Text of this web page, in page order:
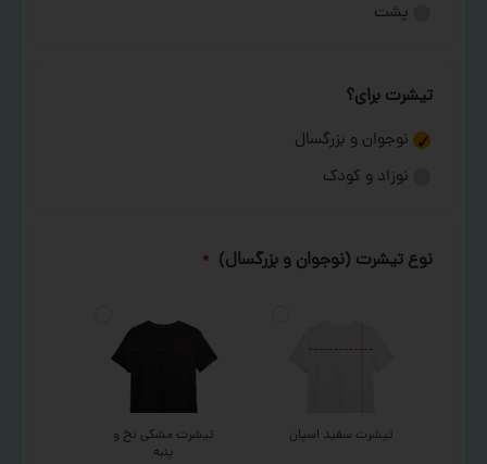
پشت
تیشرت برای؟
نوجوان و بزرگسال
نوزاد و کودک
نوع تیشرت (نوجوان و بزرگسال) *
تیشرت سفید اسپان
تیشرت مشکی نخ و
پنبه